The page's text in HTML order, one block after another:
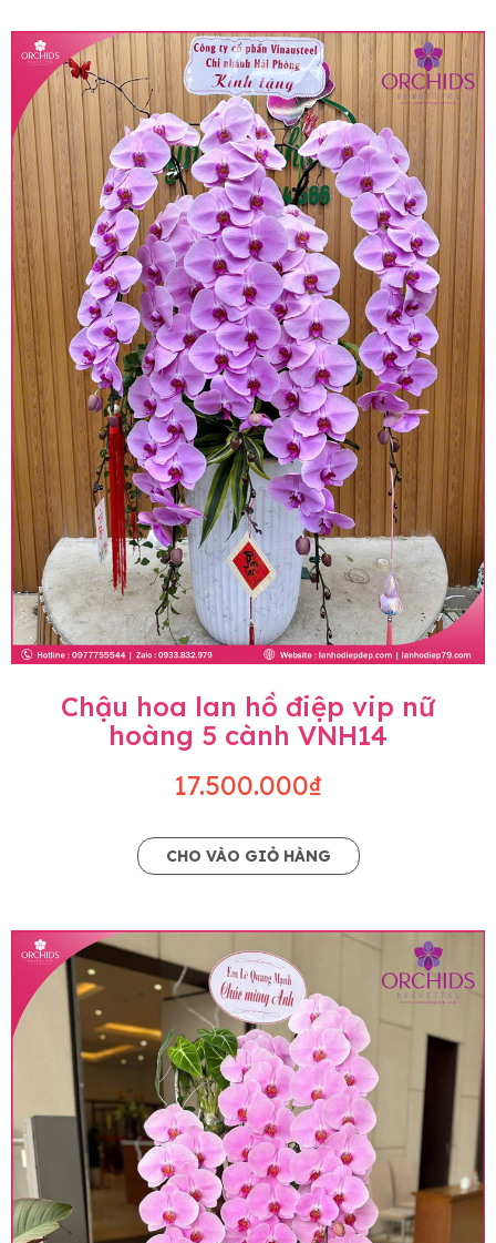
• Giá trên được miễn ship giao trong nội thành,
miễn phí in thiệp - banner theo yêu cầu khách
hàng.
• Beautiful Orchids liên kết với các cửa hàng
trên toàn quốc để phục vụ giao hoa tận nơi, mỗi
khu vực sẽ có mức giá khác nhau (tùy vào chi
phí mặt bằng, nguyên vật liệu,..) nên giá có thể sẽ
thay đổi so với giá niêm yết trên website. Khách
hàng ở Tỉnh thành khác vui lòng chủ động hỏi lại
giá trước khi đặt hàng, shop sẽ chủ động báo giá
chính xác khi có địa chỉ giao hàng cụ thể.
Chậu hoa lan hồ điệp vip nữ
hoàng 5 cành VNH14
17.500.000₫
CHO VÀO GIỎ HÀNG